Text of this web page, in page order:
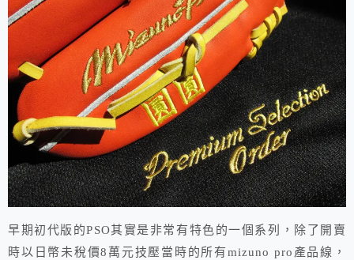
早期初代版的PSO其實是非常有特色的一個系列，除了開賣
時以日幣未稅價8萬元技壓當時的所有mizuno pro產品線，